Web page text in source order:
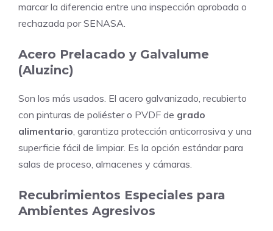
marcar la diferencia entre una inspección aprobada o
rechazada por SENASA.
Acero Prelacado y Galvalume
(Aluzinc)
Son los más usados. El acero galvanizado, recubierto
con pinturas de poliéster o PVDF de grado
alimentario, garantiza protección anticorrosiva y una
superficie fácil de limpiar. Es la opción estándar para
salas de proceso, almacenes y cámaras.
Recubrimientos Especiales para
Ambientes Agresivos